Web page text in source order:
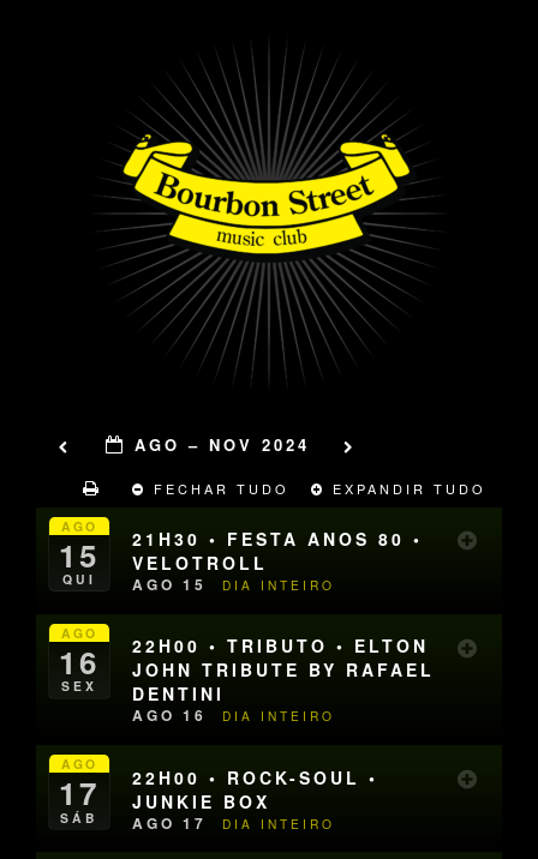
AGO – NOV 2024
FECHAR TUDO EXPANDIR TUDO
AGO
15
QUI
21H30 • FESTA ANOS 80 •
VELOTROLL
AGO 15 DIA INTEIRO
AGO
16
SEX
22H00 • TRIBUTO • ELTON
JOHN TRIBUTE BY RAFAEL
DENTINI
AGO 16 DIA INTEIRO
AGO
17
SÁB
22H00 • ROCK-SOUL •
JUNKIE BOX
AGO 17 DIA INTEIRO